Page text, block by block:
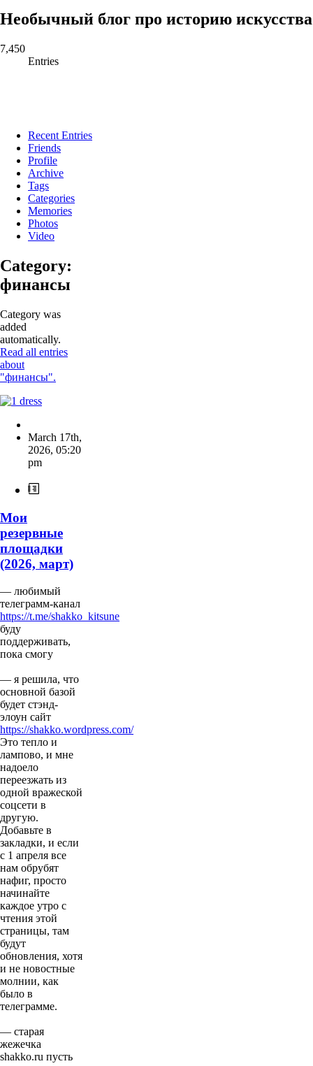
Необычный блог про историю искусства
7,450
Entries
Recent Entries
Friends
Profile
Archive
Tags
Categories
Memories
Photos
Video
Category:
финансы
Category was
added
automatically.
Read all entries
about
"финансы".
March 17th,
2026, 05:20
pm
Мои
резервные
площадки
(2026, март)
— любимый
телеграмм-канал
https://t.me/shakko_kitsune
буду
поддерживать,
пока смогу
— я решила, что
основной базой
будет стэнд-
элоун сайт
https://shakko.wordpress.com/
Это тепло и
лампово, и мне
надоело
переезжать из
одной вражеской
соцсети в
другую.
Добавьте в
закладки, и если
с 1 апреля все
нам обрубят
нафиг, просто
начинайте
каждое утро с
чтения этой
страницы, там
будут
обновления, хотя
и не новостные
молнии, как
было в
телеграмме.
— старая
жежечка
shakko.ru пусть